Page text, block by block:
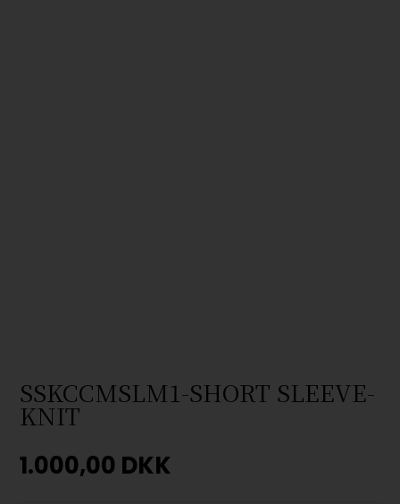
SSKCCMSLM1-SHORT SLEEVE-
KNIT
1.000,00 DKK